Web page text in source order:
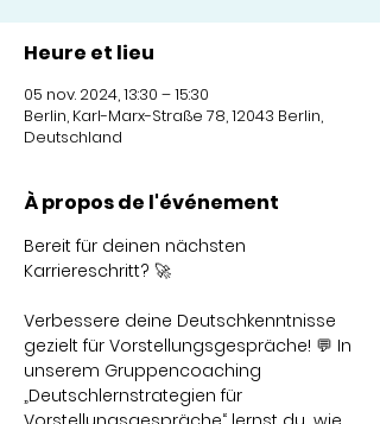
Heure et lieu
05 nov. 2024, 13:30 – 15:30
Berlin, Karl-Marx-Straße 78, 12043 Berlin,
Deutschland
À propos de l'événement
Bereit für deinen nächsten
Karriereschritt? 🚀
Verbessere deine Deutschkenntnisse
gezielt für Vorstellungsgespräche! 💬 In
unserem Gruppencoaching
„Deutschlernstrategien für